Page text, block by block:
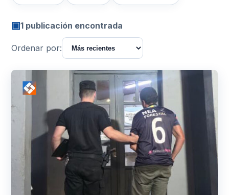
▣1 publicación encontrada
Ordenar por: